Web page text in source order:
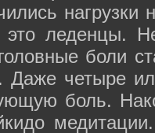
нагрузки
это леденцы.
боли
Даже четыре
боль.